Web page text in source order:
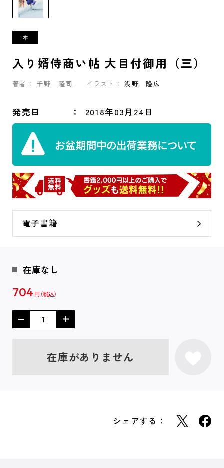
入り婿侍商い帖 大目付御用（三）
著者： 千野 隆司 イラスト： 浅野 隆広
発売日 2018年03月24日
電子書籍
在庫なし
704 円
在庫がありません
シェアする：